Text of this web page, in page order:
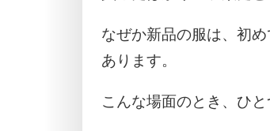
なぜか新品の服は、初
あります。
こんな場面のとき、ひ